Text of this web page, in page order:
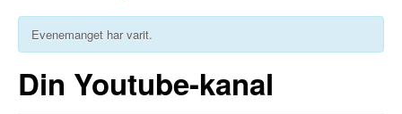
Evenemanget har varit.
Din Youtube-kanal